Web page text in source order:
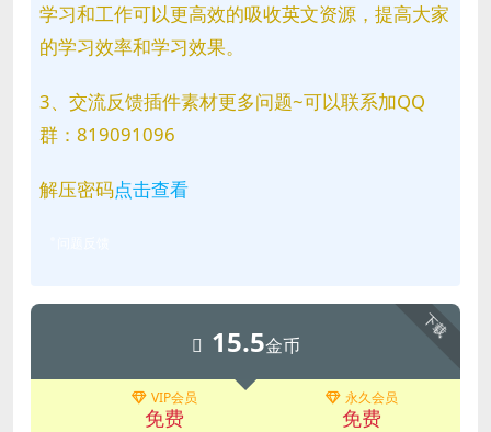
学习和工作可以更高效的吸收英文资源，提高大家
的学习效率和学习效果。
3、交流反馈插件素材更多问题~可以联系加QQ
群：819091096
解压密码点击查看
下载
15.5金币
VIP会员
免费
永久会员
免费